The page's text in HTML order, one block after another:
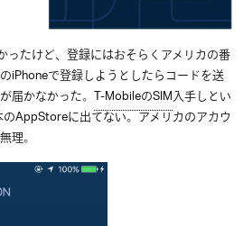
たけど、登録にはおそらくアメリカの番
iPhoneで登録しようとしたらコードを送
届かなかった。 T-MobileのSIM入手しとい
AppStoreに出てない。アメリカのアカウ
理。